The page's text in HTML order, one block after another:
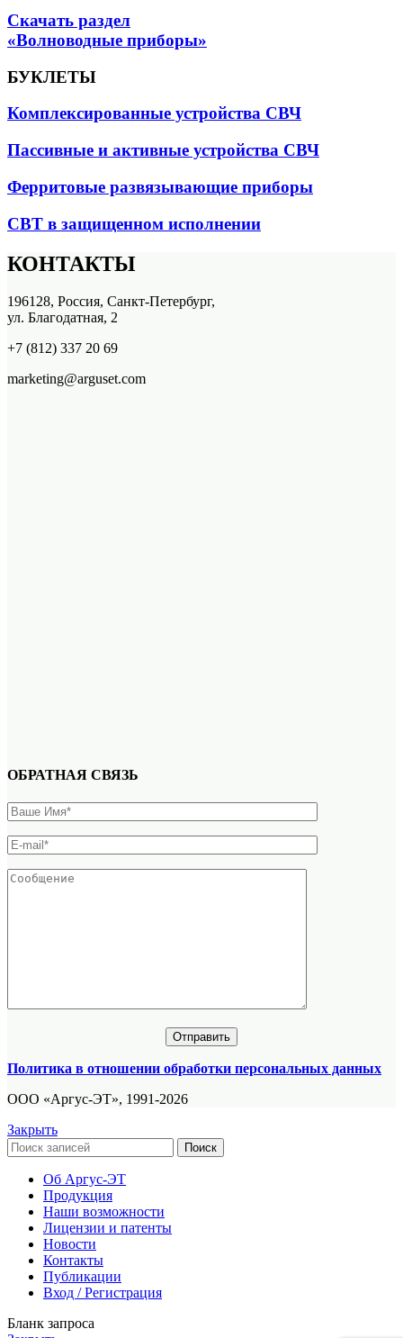
Скачать раздел
«Волноводные приборы»
БУКЛЕТЫ
Комплексированные устройства СВЧ
Пассивные и активные устройства СВЧ
Ферритовые развязывающие приборы
СВТ в защищенном исполнении
КОНТАКТЫ
196128, Россия, Санкт-Петербург,
ул. Благодатная, 2
+7 (812) 337 20 69
marketing@arguset.com
ОБРАТНАЯ СВЯЗЬ
Политика в отношении обработки персональных данных
ООО «Аргус-ЭТ», 1991-2026
Закрыть
Поиск
Об Аргус-ЭТ
Продукция
Наши возможности
Лицензии и патенты
Новости
Контакты
Публикации
Вход / Регистрация
Бланк запроса